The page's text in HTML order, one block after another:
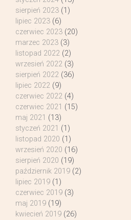
sierpień 2023 (1)
lipiec 2023 (6)
czerwiec 2023 (20)
marzec 2023 (3)
listopad 2022 (2)
wrzesień 2022 (3)
sierpień 2022 (36)
lipiec 2022 (9)
czerwiec 2022 (4)
czerwiec 2021 (15)
maj 2021 (13)
styczeń 2021 (1)
listopad 2020 (1)
wrzesień 2020 (16)
sierpień 2020 (19)
październik 2019 (2)
lipiec 2019 (1)
czerwiec 2019 (3)
maj 2019 (19)
kwiecień 2019 (26)